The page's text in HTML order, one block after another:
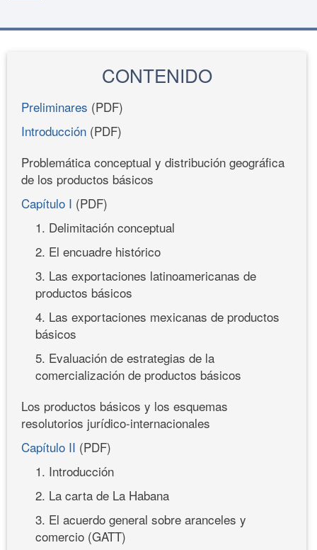
CONTENIDO
Preliminares (PDF)
Introducción (PDF)
Problemática conceptual y distribución geográfica
de los productos básicos
Capítulo I (PDF)
1. Delimitación conceptual
2. El encuadre histórico
3. Las exportaciones latinoamericanas de
productos básicos
4. Las exportaciones mexicanas de productos
básicos
5. Evaluación de estrategias de la
comercialización de productos básicos
Los productos básicos y los esquemas
resolutorios jurídico-internacionales
Capítulo II (PDF)
1. Introducción
2. La carta de La Habana
3. El acuerdo general sobre aranceles y
comercio (GATT)